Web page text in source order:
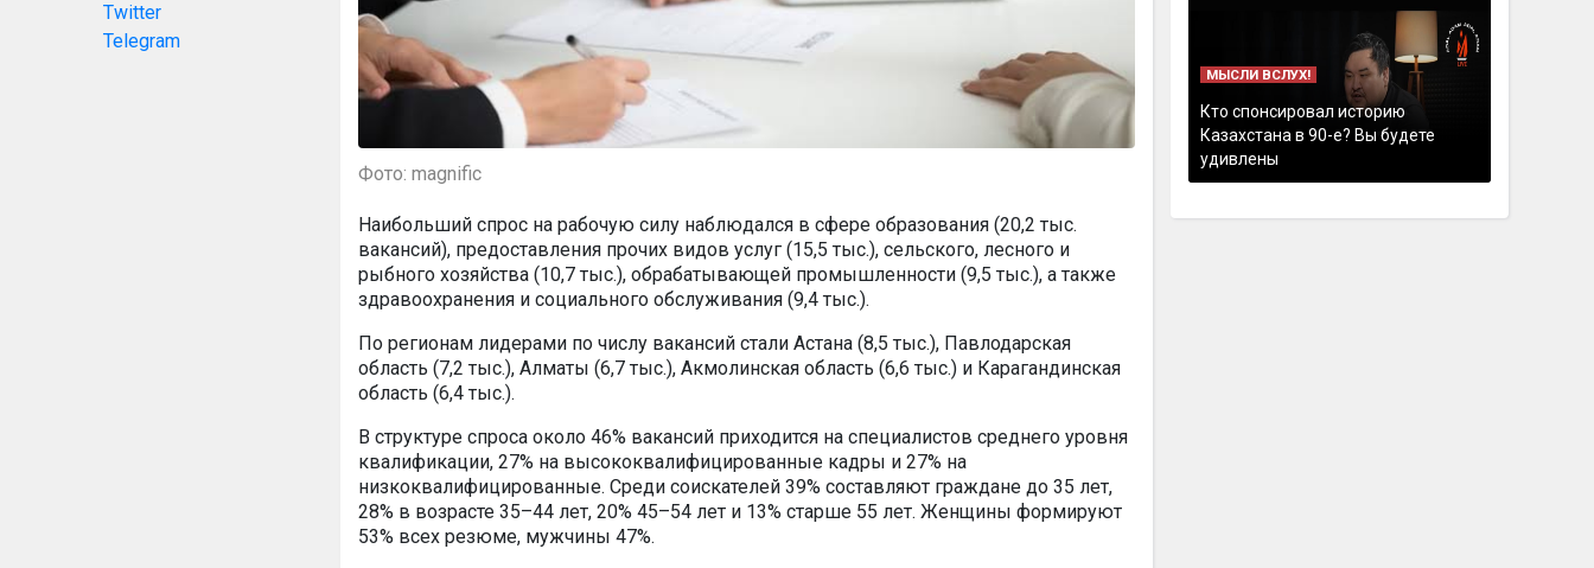
Twitter
Telegram
Фото: magnific
Наибольший спрос на рабочую силу наблюдался в сфере образования (20,2 тыс.
вакансий), предоставления прочих видов услуг (15,5 тыс.), сельского, лесного и
рыбного хозяйства (10,7 тыс.), обрабатывающей промышленности (9,5 тыс.), а также
здравоохранения и социального обслуживания (9,4 тыс.).
По регионам лидерами по числу вакансий стали Астана (8,5 тыс.), Павлодарская
область (7,2 тыс.), Алматы (6,7 тыс.), Акмолинская область (6,6 тыс.) и Карагандинская
область (6,4 тыс.).
В структуре спроса около 46% вакансий приходится на специалистов среднего уровня
квалификации, 27% на высококвалифицированные кадры и 27% на
низкоквалифицированные. Среди соискателей 39% составляют граждане до 35 лет,
28% в возрасте 35–44 лет, 20% 45–54 лет и 13% старше 55 лет. Женщины формируют
53% всех резюме, мужчины 47%.
МЫСЛИ ВСЛУХ!
Кто спонсировал историю
Казахстана в 90-е? Вы будете
удивлены